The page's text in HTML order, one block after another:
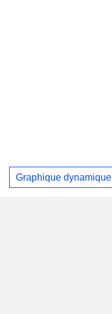
Graphique dynamique